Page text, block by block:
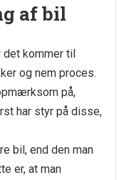
af bil
det kommer til
og nem proces.
på,
har styr på disse,
bil, end den man
er, at man